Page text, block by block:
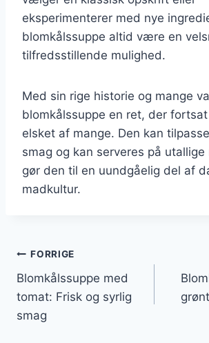
eksperimenterer med nye
blomkålssuppe altid være en
tilfredsstillende mulighed.
Med sin rige historie og mange
blomkålssuppe en ret, der
elsket af mange. Den kan
smag og kan serveres på
gør den til en uundgåelig del af
madkultur.
Indlægsnavigation
FORRIGE
Blomkålssuppe med
tomat: Frisk og syrlig
smag